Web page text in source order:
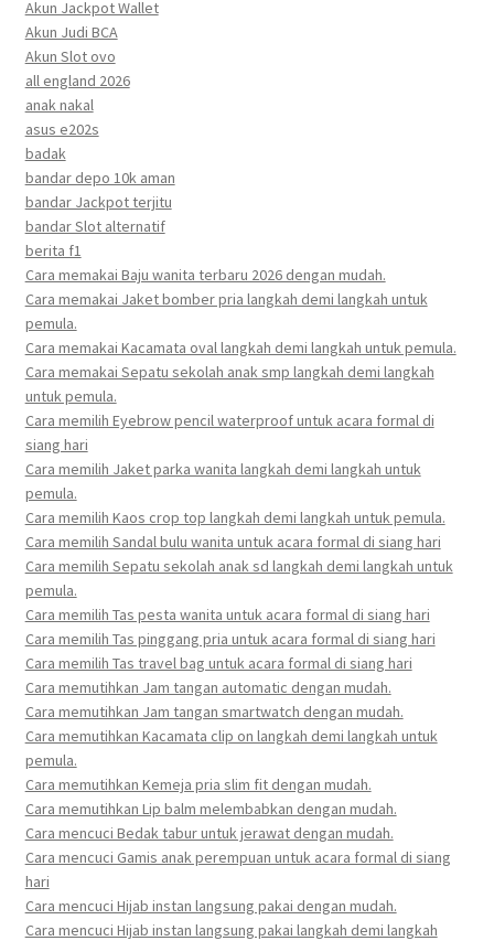
Akun Jackpot Wallet
Akun Judi BCA
Akun Slot ovo
all england 2026
anak nakal
asus e202s
badak
bandar depo 10k aman
bandar Jackpot terjitu
bandar Slot alternatif
berita f1
Cara memakai Baju wanita terbaru 2026 dengan mudah.
Cara memakai Jaket bomber pria langkah demi langkah untuk
pemula.
Cara memakai Kacamata oval langkah demi langkah untuk pemula.
Cara memakai Sepatu sekolah anak smp langkah demi langkah
untuk pemula.
Cara memilih Eyebrow pencil waterproof untuk acara formal di
siang hari
Cara memilih Jaket parka wanita langkah demi langkah untuk
pemula.
Cara memilih Kaos crop top langkah demi langkah untuk pemula.
Cara memilih Sandal bulu wanita untuk acara formal di siang hari
Cara memilih Sepatu sekolah anak sd langkah demi langkah untuk
pemula.
Cara memilih Tas pesta wanita untuk acara formal di siang hari
Cara memilih Tas pinggang pria untuk acara formal di siang hari
Cara memilih Tas travel bag untuk acara formal di siang hari
Cara memutihkan Jam tangan automatic dengan mudah.
Cara memutihkan Jam tangan smartwatch dengan mudah.
Cara memutihkan Kacamata clip on langkah demi langkah untuk
pemula.
Cara memutihkan Kemeja pria slim fit dengan mudah.
Cara memutihkan Lip balm melembabkan dengan mudah.
Cara mencuci Bedak tabur untuk jerawat dengan mudah.
Cara mencuci Gamis anak perempuan untuk acara formal di siang
hari
Cara mencuci Hijab instan langsung pakai dengan mudah.
Cara mencuci Hijab instan langsung pakai langkah demi langkah